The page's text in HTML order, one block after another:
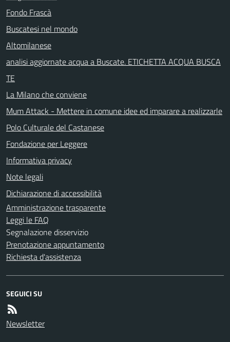
Fondo Frascà
Buscatesi nel mondo
Altomilanese
analisi aggiornate acqua a Buscate. ETICHETTA ACQUA BUSCA
TE
La Milano che conviene
Mum Attack - Mettere in comune idee ed imparare a realizzarle
Polo Culturale del Castanese
Fondazione per Leggere
Informativa privacy
Note legali
Dichiarazione di accessibilità
Amministrazione trasparente
Leggi le FAQ
Segnalazione disservizio
Prenotazione appuntamento
Richiesta d'assistenza
SEGUICI SU
Newsletter